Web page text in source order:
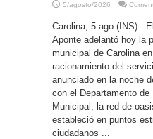
5/agosto/2026
Carolina, 5 ago (INS).-
Aponte adelantó hoy la
municipal de Carolina
racionamiento del
anunciado en la noche
con el Departamento
Municipal, la red de
estableció en puntos
ciudadanos ...